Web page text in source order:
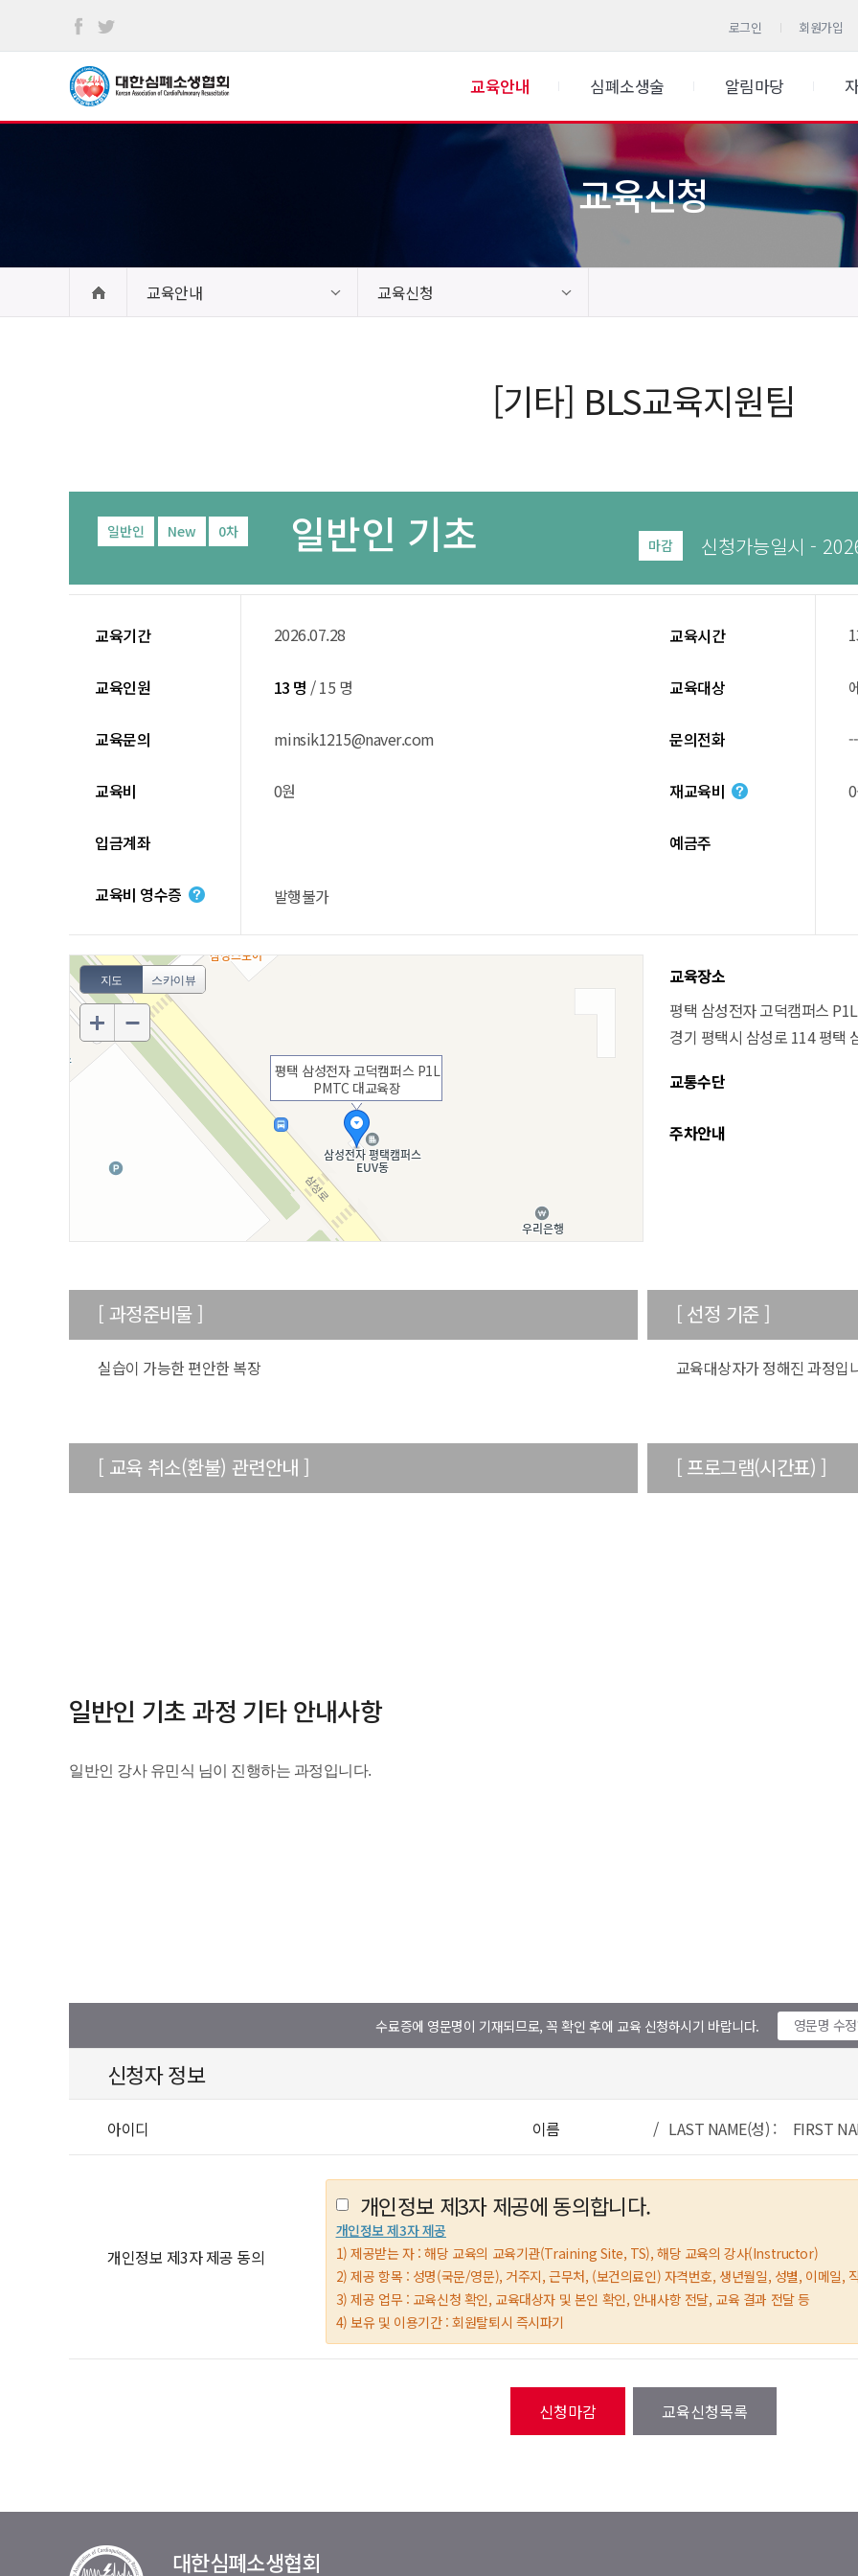
로그인 회원가입
교육안내 심폐소생술 알림마당
교육신청
교육안내 교육신청
[기타] BLS교육지원팀
일반인 New 0차 일반인 기초 마감 신청가능일시 -
교육기간 2026.07.28 교육시간
교육인원 13 명 / 15 명 교육대상
교육문의 minsik1215@naver.com 문의전화 --
교육비 0원 재교육비
입금계좌 예금주
교육비 영수증 발행불가
지도 스카이뷰
평택 삼성전자 고덕캠퍼스 P1L
PMTC 대교육장
50m
교육장소
평택 삼성전자 고덕캠퍼스
경기 평택시 삼성로 114 평택
교통수단
주차안내
[ 과정준비물 ]
실습이 가능한 편안한 복장
[ 교육 취소(환불) 관련안내 ]
[ 선정 기준 ]
교육대상자가 정해진 과정입
[ 프로그램(시간표) ]
일반인 기초 과정 기타 안내사항
수료증에 영문명이 기재되므로, 꼭 확인 후에 교육 신청하시기 바랍니다. 영문명 수
신청자 정보
아이디 이름 / LAST NAME(성) : FIRST
개인정보 제3자 제공 동의
개인정보 제3자 제공에 동의합니다.
개인정보 제3자 제공
1) 제공받는 자 : 해당 교육의 교육기관(Training Site, TS), 해당 교육의 강사(Instructor)
2) 제공 항목 : 성명(국문/영문), 거주지, 근무처, (보건의료인) 자격번호, 생년월일, 성별, 이메일,
3) 제공 업무 : 교육신청 확인, 교육대상자 및 본인 확인, 안내사항 전달, 교육 결과 전달 등
4) 보유 및 이용기간 : 회원탈퇴시 즉시파기
교육신청목록
대한심폐소생협회